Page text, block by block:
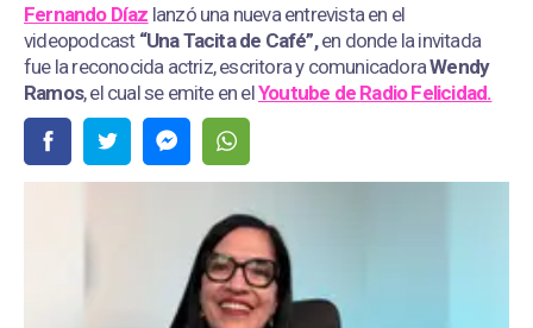
Fernando Díaz lanzó una nueva entrevista en el
videopodcast “Una Tacita de Café”,en donde la invitada
fue la reconocida actriz, escritora y comunicadoraWendy
Ramos, el cual se emite en elYoutube de Radio Felicidad.